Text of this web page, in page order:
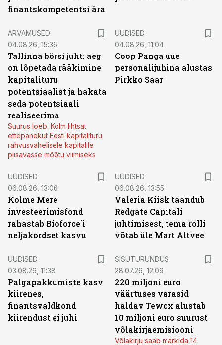
finantskompetentsi ära
ARVAMUSED
04.08.26, 15:36
Tallinna börsi juht: aeg
on lõpetada rääkimine
kapitalituru
potentsiaalist ja hakata
seda potentsiaali
realiseerima
Suurus loeb. Kolm lihtsat
ettepanekut Eesti kapitalituru
rahvusvahelisele kapitalile
piisavasse mõõtu viimiseks
UUDISED
04.08.26, 11:04
Coop Panga uue
personalijuhina alustas
Pirkko Saar
UUDISED
06.08.26, 13:06
Kolme Mere
investeerimisfond
rahastab Bioforce´i
neljakordset kasvu
UUDISED
06.08.26, 13:55
Valeria Kiisk taandub
Redgate Capitali
juhtimisest, tema rolli
võtab üle Mart Altvee
UUDISED
03.08.26, 11:38
Palgapakkumiste kasv
kiirenes,
finantsvaldkond
kiirendust ei juhi
SISUTURUNDUS
28.07.26, 12:09
220 miljoni euro
väärtuses varasid
haldav Tewox alustab
10 miljoni euro suurust
võlakirjaemisiooni
Võlakirju saab märkida 14.